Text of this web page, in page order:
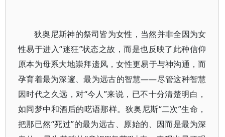
狄奥尼斯神的祭司皆为女性，当然并非全因为女
性易于进入“迷狂”状态之故，而是也反映了此种信仰
原本为母系大地崇拜遗风，女性更易于与神沟通，而
孕育着最为深邃、最为远古的智慧——尽管这种智慧
因时代之久远，对“今人”来说，已不十分清楚明白，
如同梦中和酒后的呓语那样。狄奥尼斯“二次”生命，
把那已然“死过”的最为远古、原始的、因而是最为深